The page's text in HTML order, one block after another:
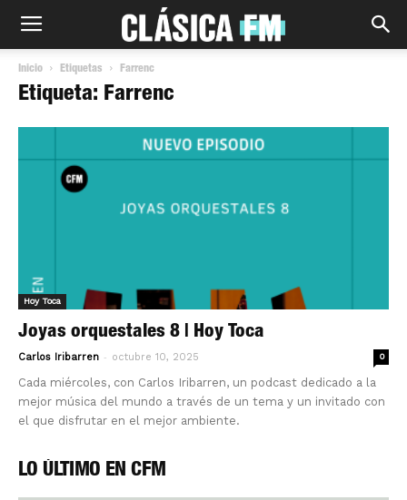
Inicio Etiquetas Farrenc
Etiqueta: Farrenc
Hoy Toca
Joyas orquestales 8 | Hoy Toca
Carlos Iribarren - octubre 10, 2025 0
Cada miércoles, con Carlos Iribarren, un podcast dedicado a la
mejor música del mundo a través de un tema y un invitado con
el que disfrutar en el mejor ambiente.
LO ÚLTIMO EN CFM